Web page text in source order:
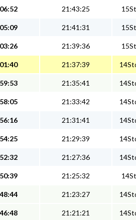
21:43:25
21:41:31
21:39:36
21:37:39
21:35:41
21:33:42
21:31:41
21:29:39
21:27:36
21:25:32
21:23:27
21:21:21